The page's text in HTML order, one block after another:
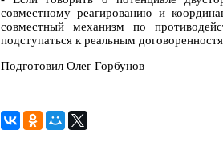
совместному реагированию и
совместный механизм по
подступаться к реальным
Подготовил Олег Горбунов